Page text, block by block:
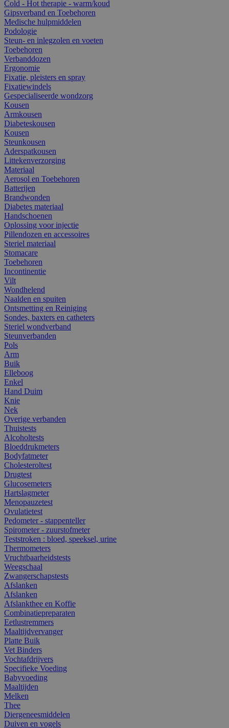
Cold - Hot therapie - warm/koud
Gipsverband en Toebehoren
Medische hulpmiddelen
Podologie
Steun- en inlegzolen en voeten
Toebehoren
Verbanddozen
Ergonomie
Fixatie, pleisters en spray
Fixatiewindels
Gespecialiseerde wondzorg
Kousen
Armkousen
Diabeteskousen
Kousen
Steunkousen
Aderspatkousen
Littekenverzorging
Materiaal
Aerosol en Toebehoren
Batterijen
Brandwonden
Diabetes materiaal
Handschoenen
Oplossing voor injectie
Pillendozen en accessoires
Steriel materiaal
Stomacare
Toebehoren
Incontinentie
Vilt
Wondhelend
Naalden en spuiten
Ontsmetting en Reiniging
Sondes, baxters en catheters
Steriel wondverband
Steunverbanden
Pols
Arm
Buik
Elleboog
Enkel
Hand Duim
Knie
Nek
Overige verbanden
Thuistests
Alcoholtests
Bloeddrukmeters
Bodyfatmeter
Cholesteroltest
Drugtest
Glucosemeters
Hartslagmeter
Menopauzetest
Ovulatietest
Pedometer - stappenteller
Spirometer - zuurstofmeter
Teststroken : bloed, speeksel, urine
Thermometers
Vruchtbaarheidstests
Weegschaal
Zwangerschapstests
Afslanken
Afslanken
Afslankthee en Koffie
Combinatiepreparaten
Eetlustremmers
Maaltijdvervanger
Platte Buik
Vet Binders
Vochtafdrijvers
Specifieke Voeding
Babyvoeding
Maaltijden
Melken
Thee
Diergeneesmiddelen
Duiven en vogels